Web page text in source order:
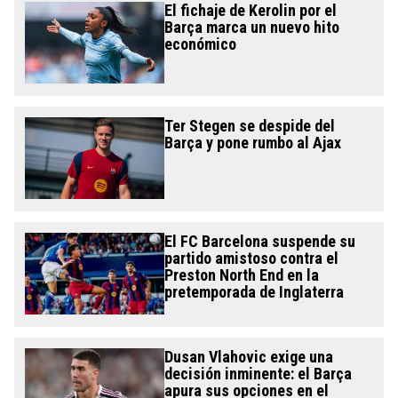
El fichaje de Kerolin por el
Barça marca un nuevo hito
económico
Ter Stegen se despide del
Barça y pone rumbo al Ajax
El FC Barcelona suspende su
partido amistoso contra el
Preston North End en la
pretemporada de Inglaterra
Dusan Vlahovic exige una
decisión inminente: el Barça
apura sus opciones en el